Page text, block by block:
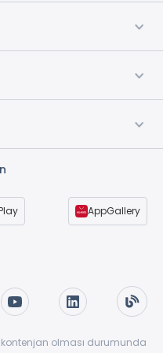
AppGallery
olması durumunda